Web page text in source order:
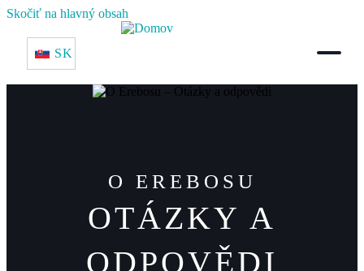
Skočiť na hlavný obsah
SK
O EREBOSU
OTÁZKY A
ODPOVĚDI